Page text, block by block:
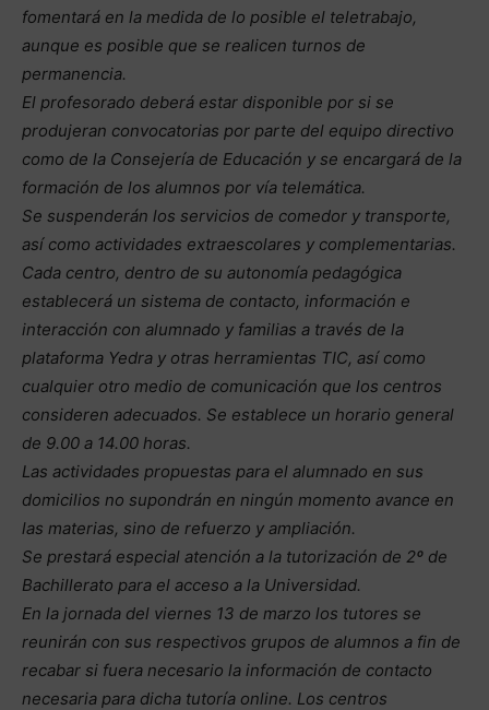
fomentará en la medida de lo posible el teletrabajo,
aunque es posible que se realicen turnos de
permanencia.
El profesorado deberá estar disponible por si se
produjeran convocatorias por parte del equipo directivo
como de la Consejería de Educación y se encargará de la
formación de los alumnos por vía telemática.
Se suspenderán los servicios de comedor y transporte,
así como actividades extraescolares y complementarias.
Cada centro, dentro de su autonomía pedagógica
establecerá un sistema de contacto, información e
interacción con alumnado y familias a través de la
plataforma Yedra y otras herramientas TIC, así como
cualquier otro medio de comunicación que los centros
consideren adecuados. Se establece un horario general
de 9.00 a 14.00 horas.
Las actividades propuestas para el alumnado en sus
domicilios no supondrán en ningún momento avance en
las materias, sino de refuerzo y ampliación.
Se prestará especial atención a la tutorización de 2º de
Bachillerato para el acceso a la Universidad.
En la jornada del viernes 13 de marzo los tutores se
reunirán con sus respectivos grupos de alumnos a fin de
recabar si fuera necesario la información de contacto
necesaria para dicha tutoría online. Los centros